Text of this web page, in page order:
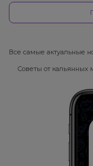
Все самые актуальные
Советы от кальянных